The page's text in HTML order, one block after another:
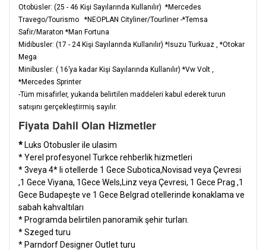
Otobüsler: (25 - 46 Kişi Sayılarında Kullanılır) *Mercedes
Travego/Tourismo *NEOPLAN Cityliner/Tourliner -*Temsa
Safir/Maraton *Man Fortuna
Midibusler: (17 - 24 Kişi Sayılarında Kullanılır) *Isuzu Turkuaz , *Otokar
Mega
Minibusler: ( 16’ya kadar Kişi Sayılarında Kullanılır) *Vw Volt ,
*Mercedes Sprinter
-Tüm misafirler, yukarıda belirtilen maddeleri kabul ederek turun
satışını gerçekleştirmiş sayılır.
Fiyata Dahil Olan Hizmetler
* Luks Otobusler ile ulasim
* Yerel profesyonel Turkce rehberlik hizmetleri
* 3veya 4* li otellerde 1 Gece Subotica,Novisad veya Çevresi
,1 Gece Viyana, 1Gece Wels,Linz veya Çevresi, 1 Gece Prag ,1
Gece Budapeşte ve 1 Gece Belgrad otellerinde konaklama ve
sabah kahvaltıları
* Programda belirtilen panoramik şehir turları.
* Szeged turu
* Parndorf Designer Outlet turu